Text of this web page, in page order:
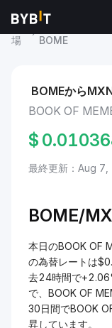
市
場
BOOK OF
BOME
BOMEから
BOOK OF
$
最終更新：Aug
BOME/
本日のBOOK OF
の為替レートは
去24時間で
で、BOOK OF
30日間でBOOK
昇しています。